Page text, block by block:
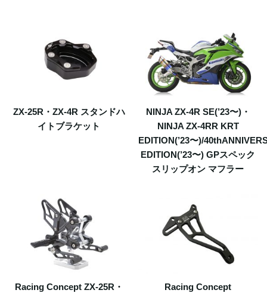
ZX-25R・ZX-4R スタンドハ
イトブラケット
NINJA ZX-4R SE(’23〜)・
NINJA ZX-4RR KRT
EDITION(’23〜)/
EDITION(’23〜) GPスペック
スリップオン マフラー
Racing Concept ZX-25R・
Racing Concept